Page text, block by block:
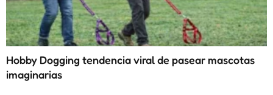
Hobby Dogging tendencia viral de pasear mascotas
imaginarias